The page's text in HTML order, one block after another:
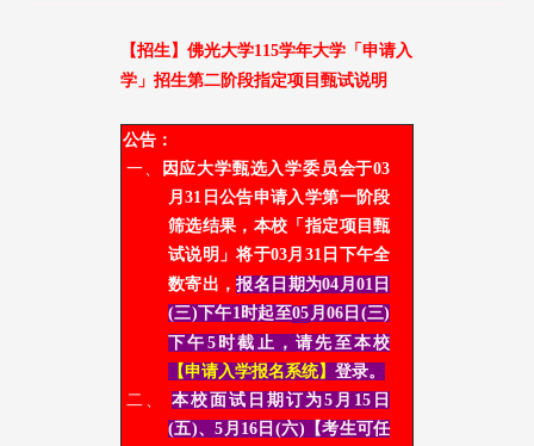
【招生】 佛光大学115学年大学 「申请入
学」招生第二阶段指定项目甄试说明
公告：
一、
因应大学甄选入学委员会于03
月31日公告申请入学第一阶段
筛选结果，本校「指定项目甄
试说明」将于03 月31日下午全
数寄出，报名日期为04 月01日
(三)下午1时起至05 月06日(三)
下午 5时截止，请先至本校
【申请入学报名系统】 登录。
二、
本校面试日期订为5月15日
(五)、5月16日(六) 【考生可任